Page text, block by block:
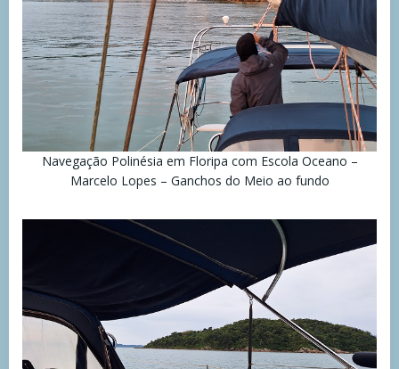
Navegação Polinésia em Floripa com Escola Oceano –
Marcelo Lopes – Ganchos do Meio ao fundo